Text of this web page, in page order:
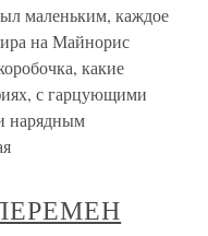
маленьким, каждое
на Майнорис
какие
с гарцующими
нарядным